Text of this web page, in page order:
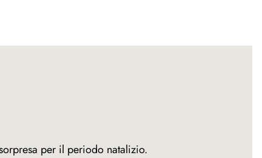
per il periodo natalizio.